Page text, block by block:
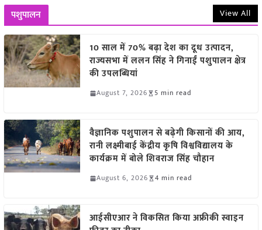
पशुपालन View All
10 साल में 70% बढ़ा देश का दूध उत्पादन,
राज्यसभा में ललन सिंह ने गिनाईं पशुपालन क्षेत्र
की उपलब्धियां
August 7, 2026 5 min read
वैज्ञानिक पशुपालन से बढ़ेगी किसानों की आय,
रानी लक्ष्मीबाई केंद्रीय कृषि विश्वविद्यालय के
कार्यक्रम में बोले शिवराज सिंह चौहान
August 6, 2026 4 min read
आईसीएआर ने विकसित किया अफ्रीकी स्वाइन